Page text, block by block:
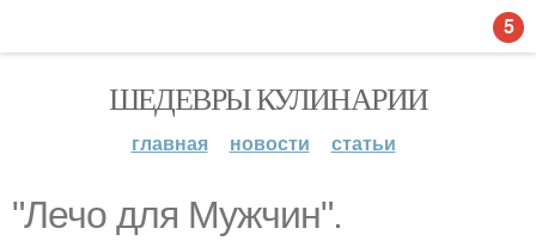
ШЕДЕВРЫ КУЛИНАРИИ
главная новости статьи
"Лечо для Мужчин".
5